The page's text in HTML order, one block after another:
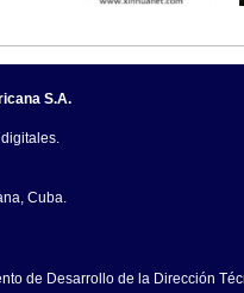
S.A.
Cuba.
de Desarrollo de la Dirección